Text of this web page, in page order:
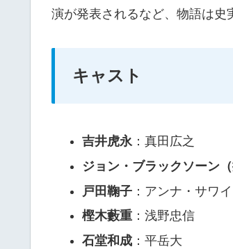
演が発表されるなど、物語は史
キャスト
吉井虎永：真田広之
ジョン・ブラックソーン（
戸田鞠子：アンナ・サワイ
樫木藪重：浅野忠信
石堂和成：平岳大